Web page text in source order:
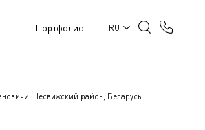
Портфолио RU
Несвижский район, Беларусь